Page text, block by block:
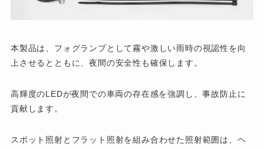
本製品は、フォグランプとして霧や激しい雨時の視認性を向
上させるとともに、夜間の安全性も確保します。
高輝度のLEDが夜間での車両の存在感を強調し、事故防止に
貢献します。
スポット照射とフラット照射を組み合わせた照射範囲は、ヘ